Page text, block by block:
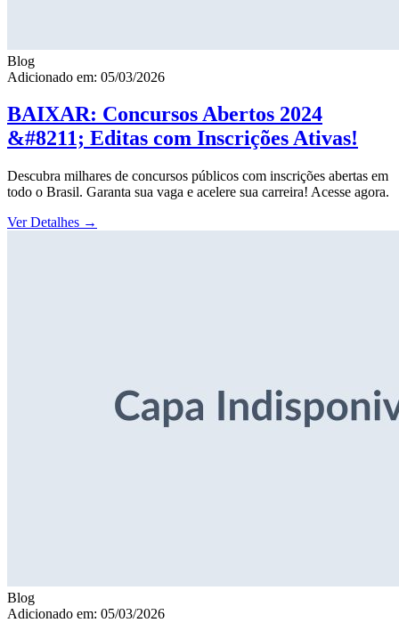
Blog
Adicionado em: 05/03/2026
BAIXAR: Concursos Abertos 2024
&#8211; Editas com Inscrições Ativas!
Descubra milhares de concursos públicos com inscrições abertas em
todo o Brasil. Garanta sua vaga e acelere sua carreira! Acesse agora.
Ver Detalhes →
Blog
Adicionado em: 05/03/2026